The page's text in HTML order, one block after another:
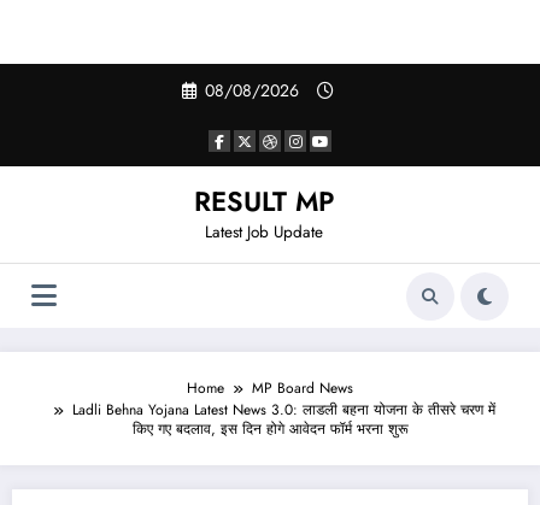
08/08/2026
RESULT MP
Latest Job Update
Home
MP Board News
Ladli Behna Yojana Latest News 3.0: लाडली बहना योजना के तीसरे चरण में
किए गए बदलाव, इस दिन होगे आवेदन फॉर्म भरना शुरू